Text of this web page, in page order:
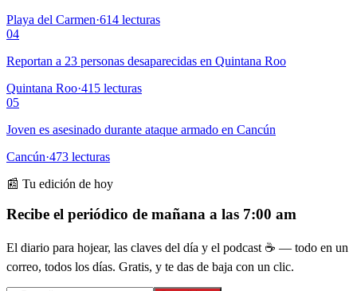
Playa del Carmen·614 lecturas
04
Reportan a 23 personas desaparecidas en Quintana Roo
Quintana Roo·415 lecturas
05
Joven es asesinado durante ataque armado en Cancún
Cancún·473 lecturas
📰 Tu edición de hoy
Recibe el periódico de mañana a las 7:00 am
El diario para hojear, las claves del día y el podcast ☕ — todo en un
correo, todos los días. Gratis, y te das de baja con un clic.